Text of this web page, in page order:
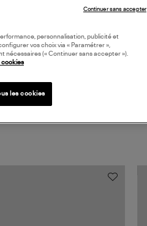
personnalisation, publicité et
vos choix via « Paramétrer »,
nécessaires (« Continuer sans accepter »).
cookies
les cookies
Continuer sans accepter